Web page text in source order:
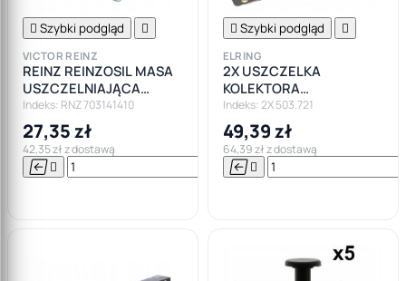
 Szybki podgląd 
VICTOR REINZ
REINZ REINZOSIL MASA
USZCZELNIAJĄCA
SZARA KLEJ 70M
Indeks: RNZ 703141410
27,35 zł
42,35 zł z dostawą
  

 Szybki podgląd 
ELRING
2X USZCZELKA
KOLEKTORA
WYDECHOWEGO BMW
N47 2.0 D F10 F11 F20 F30
F82
Indeks: 2X 503.721
49,39 zł
64,39 zł z dostawą
 